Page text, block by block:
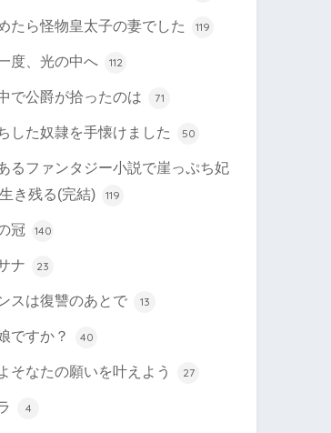
たら怪物皇太子の妻でした 119
度、光の中へ 112
で公爵が拾ったのは 71
した奴隷を手懐けました 50
るファンタジー小説で崖っぷち妃
き残る(完結)
119
冠 140
ナ 23
スは復讐のあとで 13
ですか？ 40
そなたの願いを叶えよう 27
4